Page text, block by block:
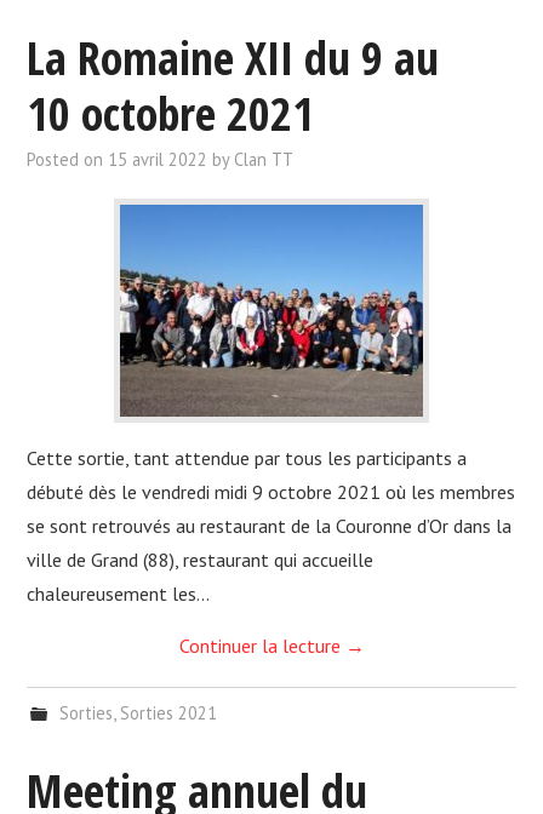
La Romaine XII du 9 au
10 octobre 2021
Posted on 15 avril 2022 by Clan TT
Cette sortie, tant attendue par tous les participants a
débuté dès le vendredi midi 9 octobre 2021 où les membres
se sont retrouvés au restaurant de la Couronne d’Or dans la
ville de Grand (88), restaurant qui accueille
chaleureusement les…
Continuer la lecture →
Sorties, Sorties 2021
Meeting annuel du